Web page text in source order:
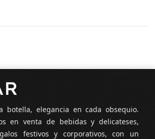
botella, elegancia en cada obsequio.
en venta de bebidas y delicateses,
festivos y corporativos, con un